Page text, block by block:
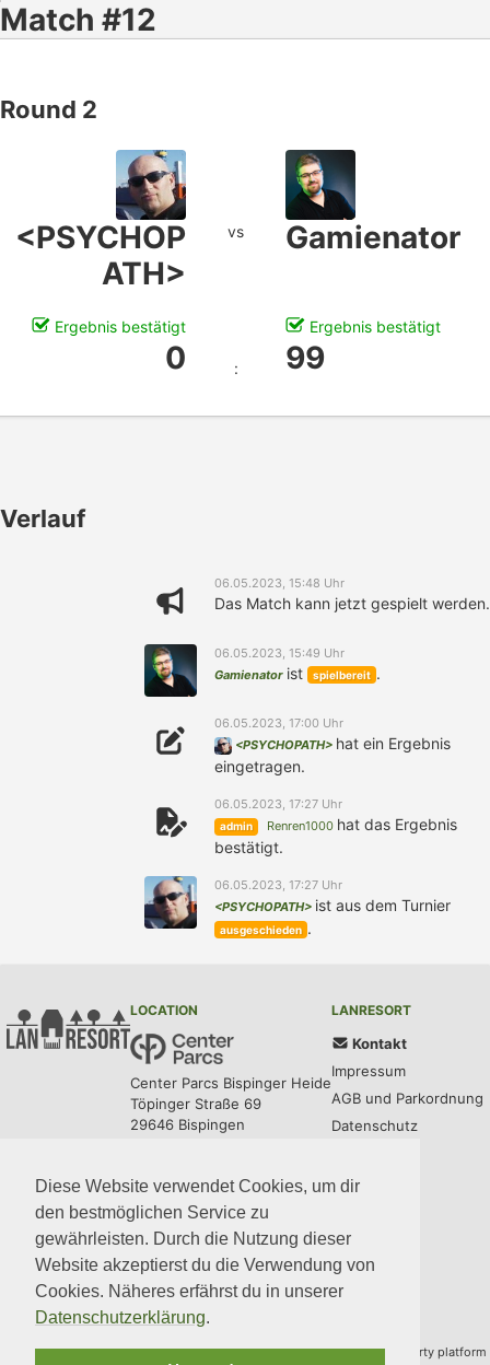
Diese Website verwendet Cookies, um dir
den bestmöglichen Service zu
gewährleisten. Durch die Nutzung dieser
Website akzeptierst du die Verwendung von
Cookies. Näheres erfährst du in unserer
Datenschutzerklärung.
Match #12
Round 2
<PSYCHOP
ATH>
vs Gamienator
Ergebnis bestätigt Ergebnis bestätigt
0 : 99
Verlauf
06.05.2023, 15:48 Uhr
Das Match kann jetzt gespielt werden.
06.05.2023, 15:49 Uhr
Gamienator ist spielbereit .
06.05.2023, 17:00 Uhr
<PSYCHOPATH> hat ein Ergebnis
eingetragen.
06.05.2023, 17:27 Uhr
admin Renren1000 hat das Ergebnis
bestätigt.
06.05.2023, 17:27 Uhr
<PSYCHOPATH> ist aus dem Turnier
ausgeschieden .
LOCATION
Center Parcs Bispinger Heide
Töpinger Straße 69
29646 Bispingen
LANRESORT
Kontakt
Impressum
AGB und Parkordnung
Datenschutz
UPDATES COMMUNITYMEDIACODE
Copyright © 2014–2026 Team LANresort · Built withBYCEPS– a LAN party platform